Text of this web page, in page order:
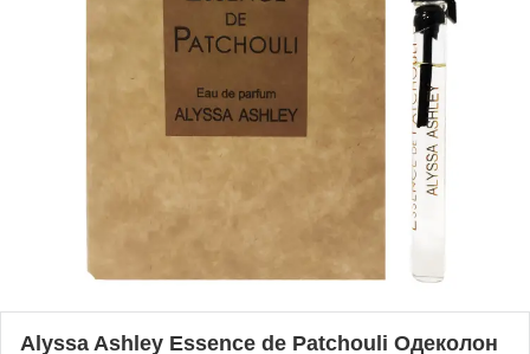
Alyssa Ashley Essence de Patchouli Одеколон